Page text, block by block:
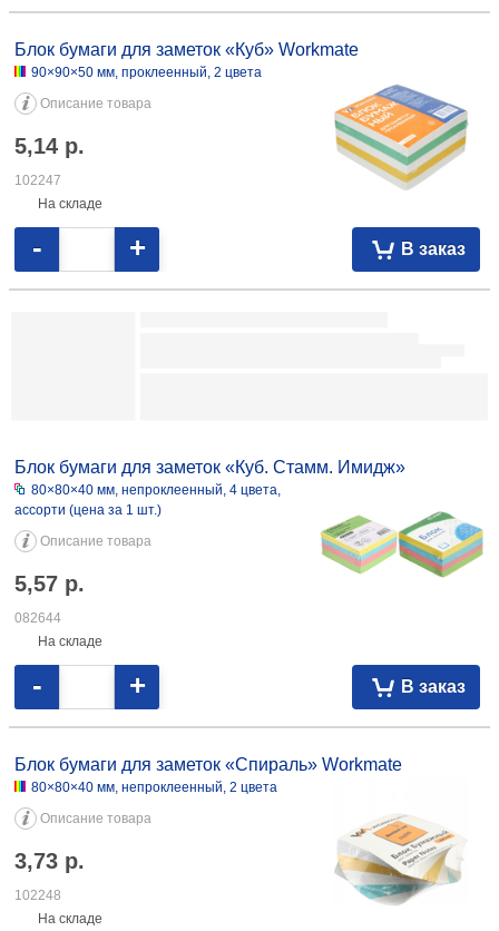
Блок бумаги для заметок «Куб» Workmate
90×90×50 мм, проклеенный, 2 цвета
Описание товара
5,14 р.
102247
На складе
В заказ
- +
102249
На складе
В заказ
- +
Блок бумаги для заметок «Куб» Workmate
90×90×50 мм, непроклеенный, серый (белизна бумаги 70%)
Описание товара
2,32
102246
- +
Блок бумаги для заметок «Куб» Workmate
90×90×90 мм, непроклеенный, белый
Описание товара